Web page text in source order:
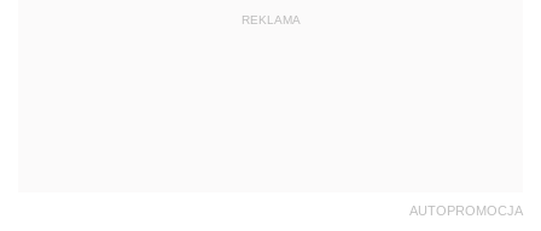
REKLAMA
AUTOPROMOCJA